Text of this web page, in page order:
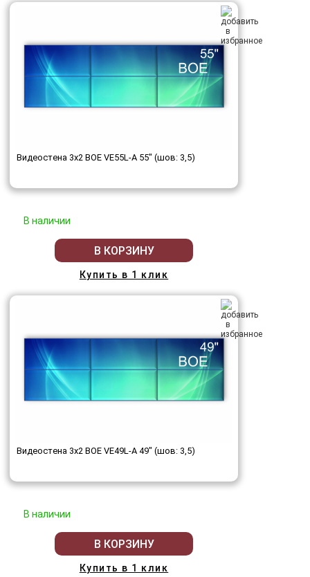
Видеостена 3x2 BOE VE55L-A 55" (шов: 3,5)
В наличии
В КОРЗИНУ
Купить в 1 клик
Видеостена 3x2 BOE VE49L-A 49" (шов: 3,5)
В наличии
В КОРЗИНУ
Купить в 1 клик